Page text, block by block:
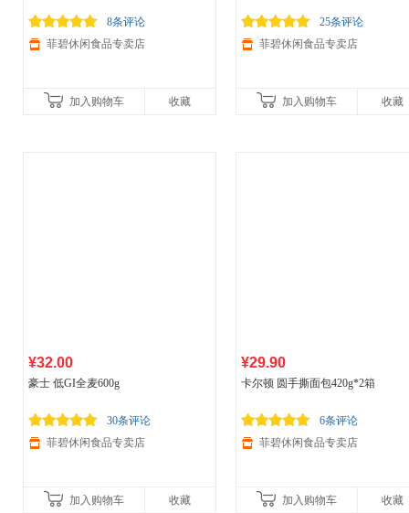
8条评论
菲碧休闲食品专卖店
加入购物车 收藏
25条评论
菲碧休闲食品专卖店
加入购物车 收藏
¥32.00
豪士 低GI全麦600g
30条评论
菲碧休闲食品专卖店
加入购物车 收藏
¥29.90
卡尔顿 圆手撕面包420g*2箱
6条评论
菲碧休闲食品专卖店
加入购物车 收藏